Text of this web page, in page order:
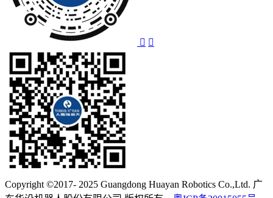
Copyright ©2017- 2025 Guangdong Huayan Robotics Co.,Ltd. 广